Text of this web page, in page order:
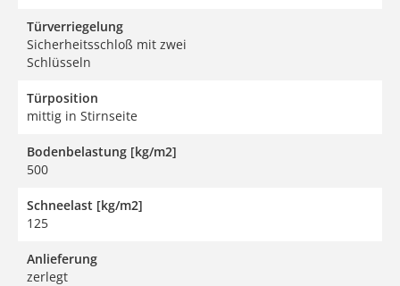
Türverriegelung
Sicherheitsschloß mit zwei
Schlüsseln
Türposition
mittig in Stirnseite
Bodenbelastung [kg/m2]
500
Schneelast [kg/m2]
125
Anlieferung
zerlegt